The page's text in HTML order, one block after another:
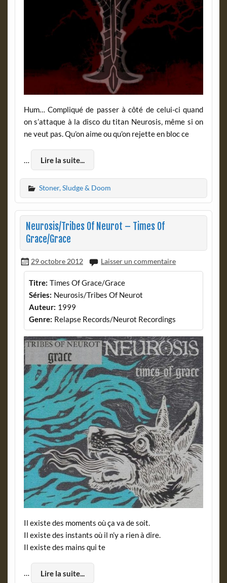
Hum… Compliqué de passer à côté de celui-ci quand
on s’attaque à la disco du titan Neurosis, même si on
ne veut pas. Qu’on aime ou qu’on rejette en bloc ce
… Lire la suite...
Stoner, Sludge & Doom
Neurosis/Tribes Of Neurot – Times Of
Grace/Grace
29 octobre 2012 Laisser un commentaire
Titre: Times Of Grace/Grace
Séries: Neurosis/Tribes Of Neurot
Auteur: 1999
Genre: Relapse Records/Neurot Recordings
Il existe des moments où ça va de soit.
Il existe des instants où il n’y a rien à dire.
Il existe des mains qui te
… Lire la suite...